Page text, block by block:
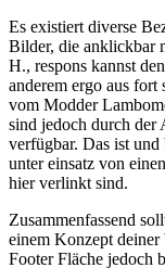
Es existiert diverse
Bilder, die anklickbar
H., respons kannst
anderem ergo aus
vom Modder
sind jedoch durch der
verfügbar. Das ist
unter einsatz von
hier verlinkt sind.
Zusammenfassend
einem Konzept deiner
Footer Fläche jedoch